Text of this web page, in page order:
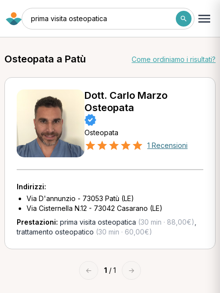
prima visita osteopatica
Osteopata a Patù Come ordiniamo i risultati?
Dott. Carlo Marzo
Osteopata
Osteopata
1 Recensioni
Indirizzi:
Via D'annunzio - 73053 Patù (LE)
Via Cisternella N.12 - 73042 Casarano (LE)
Prestazioni: prima visita osteopatica (30 min · 88,00€)
trattamento osteopatico (30 min · 60,00€)
← 1 / 1 →